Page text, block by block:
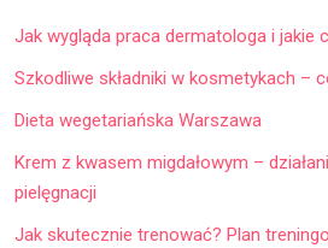
Jak wygląda praca dermatologa i jakie
Szkodliwe składniki w kosmetykach –
Dieta wegetariańska Warszawa
Krem z kwasem migdałowym –
pielęgnacji
Jak skutecznie trenować? Plan